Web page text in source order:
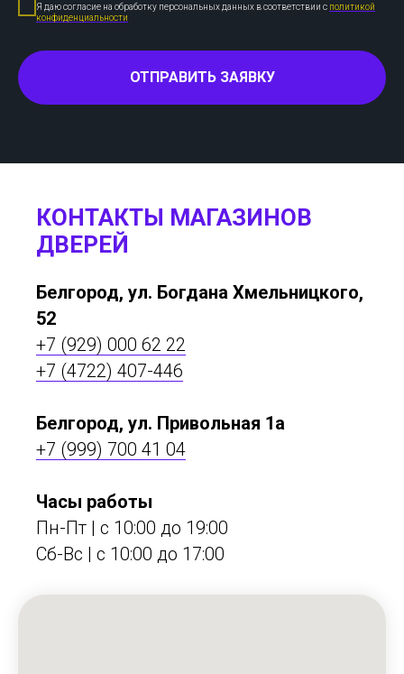
Я даю согласие на обработку персональных данных в соответствии с политикой
конфиденциальности
ОТПРАВИТЬ ЗАЯВКУ
КОНТАКТЫ МАГАЗИНОВ
ДВЕРЕЙ
Белгород, ул. Богдана Хмельницкого,
52
+7 (929) 000 62 22
+7 (4722) 407-446
Белгород, ул. Привольная 1а
+7 (999) 700 41 04
Часы работы
Пн-Пт | с 10:00 до 19:00
Сб-Вс | c 10:00 до 17:00